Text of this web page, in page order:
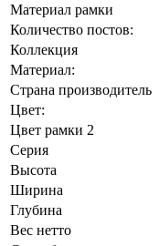
Материал рамки
Количество постов:
Коллекция
Материал:
Страна производитель
Цвет:
Цвет рамки 2
Серия
Высота
Ширина
Глубина
Вес нетто